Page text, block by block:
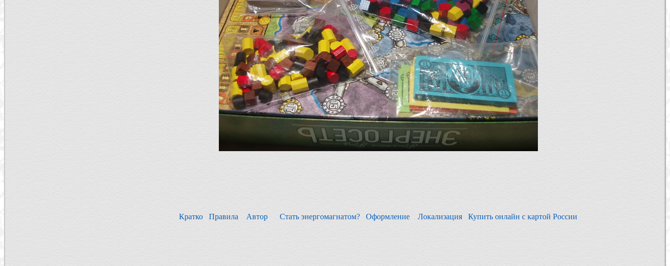
Кратко Правила Автор Стать энергомагнатом? Оформление Локализация Купить онлайн с картой России